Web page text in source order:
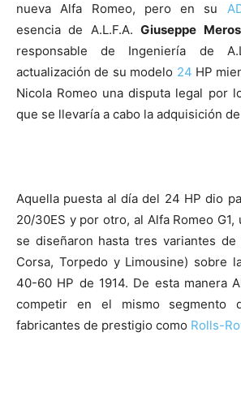
nueva Alfa Romeo, pero en su
esencia de A.L.F.A.Giuseppe
responsable de Ingeniería de
actualización de su modelo 24 HP
Nicola Romeo una disputa legal por
que se llevaría a cabo la adquisición
Aquella puesta al día del 24 HP dio
20/30ES y por otro, al Alfa Romeo
se diseñaron hasta tres variantes de
Corsa, Torpedo y Limousine) sobre
40-60 HP de 1914. De esta manera
competir en el mismo segmento
fabricantes de prestigio como Rolls-